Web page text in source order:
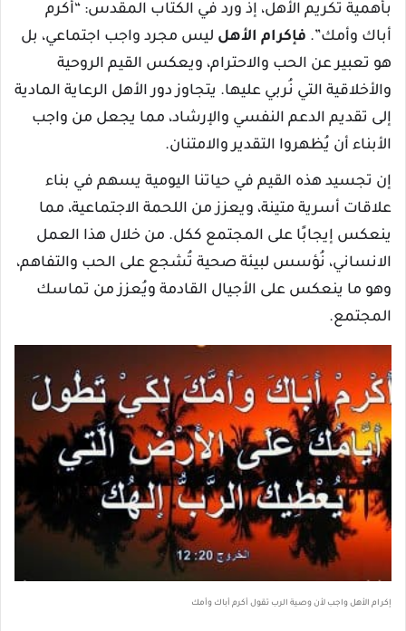
بأهمية تكريم الأهل، إذ ورد في الكتاب المقدس: “أكرم
أباك وأمك”. فإكرام الأهل ليس مجرد واجب اجتماعي، بل
هو تعبير عن الحب والاحترام، ويعكس القيم الروحية
والأخلاقية التي نُربي عليها. يتجاوز دور الأهل الرعاية المادية
إلى تقديم الدعم النفسي والإرشاد، مما يجعل من واجب
الأبناء أن يُظهروا التقدير والامتنان.
إن تجسيد هذه القيم في حياتنا اليومية يسهم في بناء
علاقات أسرية متينة، ويعزز من اللحمة الاجتماعية، مما
ينعكس إيجابًا على المجتمع ككل. من خلال هذا العمل
الانساني، نُؤسس لبيئة صحية تُشجع على الحب والتفاهم،
وهو ما ينعكس على الأجيال القادمة ويُعزز من تماسك
المجتمع.
إكرام الأهل واجب لأن وصية الرب تقول أكرم أباك وأمك